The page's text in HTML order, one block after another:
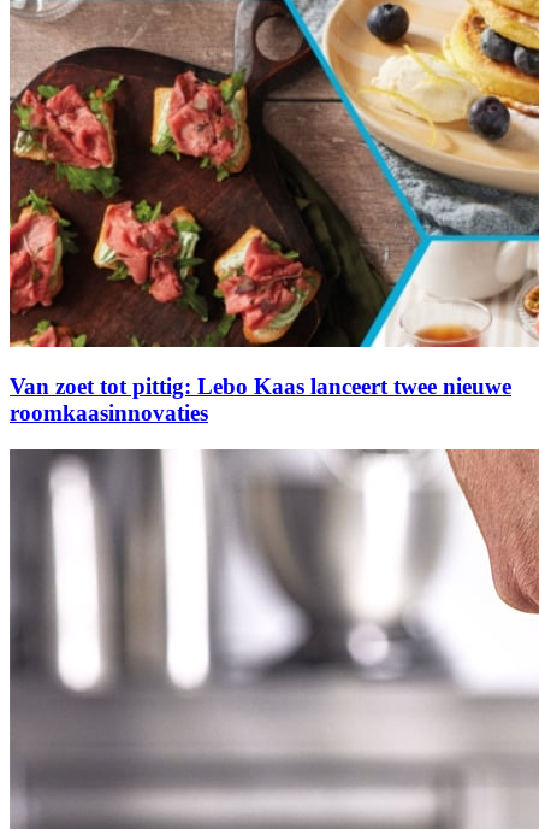
Van zoet tot pittig: Lebo Kaas lanceert twee nieuwe
roomkaasinnovaties